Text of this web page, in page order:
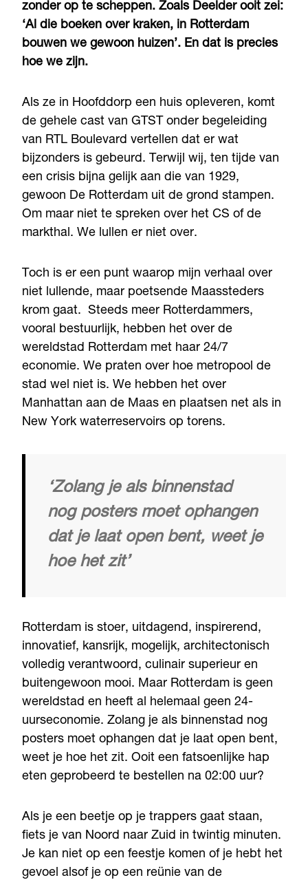
zonder op te scheppen. Zoals Deelder ooit zei:
‘Al die boeken over kraken, in Rotterdam
bouwen we gewoon huizen’. En dat is precies
hoe we zijn.
Als ze in Hoofddorp een huis opleveren, komt
de gehele cast van GTST onder begeleiding
van RTL Boulevard vertellen dat er wat
bijzonders is gebeurd. Terwijl wij, ten tijde van
een crisis bijna gelijk aan die van 1929,
gewoon De Rotterdam uit de grond stampen.
Om maar niet te spreken over het CS of de
markthal. We lullen er niet over.
Toch is er een punt waarop mijn verhaal over
niet lullende, maar poetsende Maassteders
krom gaat. Steeds meer Rotterdammers,
vooral bestuurlijk, hebben het over de
wereldstad Rotterdam met haar 24/7
economie. We praten over hoe metropool de
stad wel niet is. We hebben het over
Manhattan aan de Maas en plaatsen net als in
New York waterreservoirs op torens.
‘Zolang je als binnenstad
nog posters moet ophangen
dat je laat open bent, weet je
hoe het zit’
Rotterdam is stoer, uitdagend, inspirerend,
innovatief, kansrijk, mogelijk, architectonisch
volledig verantwoord, culinair superieur en
buitengewoon mooi. Maar Rotterdam is geen
wereldstad en heeft al helemaal geen 24-
uurseconomie. Zolang je als binnenstad nog
posters moet ophangen dat je laat open bent,
weet je hoe het zit. Ooit een fatsoenlijke hap
eten geprobeerd te bestellen na 02:00 uur?
Als je een beetje op je trappers gaat staan,
fiets je van Noord naar Zuid in twintig minuten.
Je kan niet op een feestje komen of je hebt het
gevoel alsof je op een reünie van de